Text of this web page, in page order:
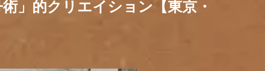
」的クリエイション【東京・